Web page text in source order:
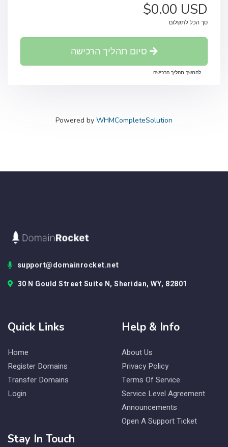
$0.00 USD
סך הכל לתשלום
להמשך תהליך הרכישה
Powered by WHMCompleteSolution
support@domainrocket.net
30 N Gould Street Suite N, Sheridan, WY, 82801
Quick Links
Home
Register Domains
Transfer Domains
Login
Help & Info
About Us
Privacy Policy
Terms Of Service
Service Level Agreement
Announcements
Open A Support Ticket
Stay In Touch